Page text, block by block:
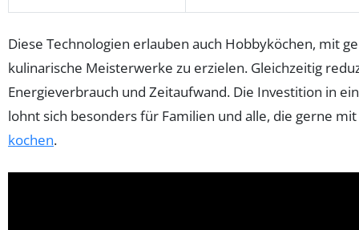
Diese Technologien erlauben auch Hobbyköchen, mit
kulinarische Meisterwerke zu erzielen. Gleichzeitig
Energieverbrauch und Zeitaufwand. Die Investition in
lohnt sich besonders für Familien und alle, die gerne
kochen.